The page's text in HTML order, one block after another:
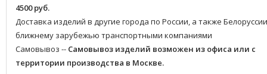
4500 руб.
Доставка изделий в другие города по России, а также
ближнему зарубежью транспортными компаниями
Самовывоз -- Самовывоз изделий возможен из офиса или с
территории производства в Москве.